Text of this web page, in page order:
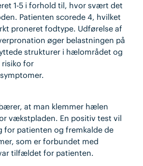
1-5 i forhold til, hvor svært det
Patienten scorede 4, hvilket
proneret fodtype. Udførelse af
øger belastningen på
strukturer i hælområdet og
risiko for
at man klemmer hælen
vækstpladen. En positiv test vil
for patienten og fremkalde de
som er forbundet med
tilfældet for patienten.